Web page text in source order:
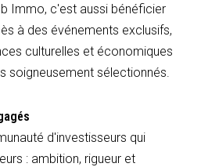
Immo, c'est aussi bénéficier
à des événements exclusifs,
culturelles et économiques
soigneusement sélectionnés.
d'investisseurs qui
: ambition, rigueur et